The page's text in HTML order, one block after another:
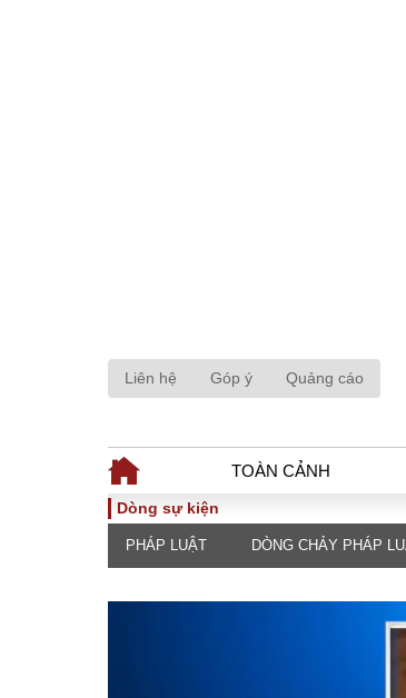
Liên hệ Góp ý Quảng cáo
TOÀN CẢNH
TOÀN CẢNH
Dòng sự kiện
PHÁP LUẬT DÒNG CHẢY PHÁP